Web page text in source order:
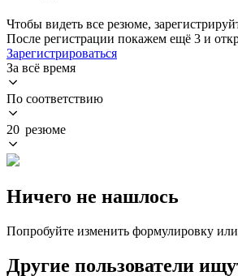
Чтобы видеть все резюме,
После регистрации покажем ещё 3 и
Зарегистрироваться
За всё время
По соответствию
20 резюме
Ничего не нашлось
Попробуйте изменить формулировку
Другие пользователи